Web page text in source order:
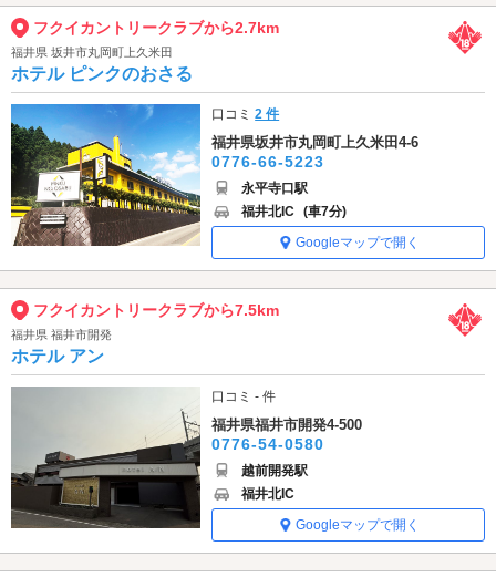
フクイカントリークラブから2.7km
福井県 坂井市丸岡町上久米田
ホテル ピンクのおさる
口コミ2 件
福井県坂井市丸岡町上久米田4-6
0776-66-5223
永平寺口駅
福井北IC (車7分)
Googleマップで開く
フクイカントリークラブから7.5km
福井県 福井市開発
ホテル アン
口コミ - 件
福井県福井市開発4-500
0776-54-0580
越前開発駅
福井北IC
Googleマップで開く